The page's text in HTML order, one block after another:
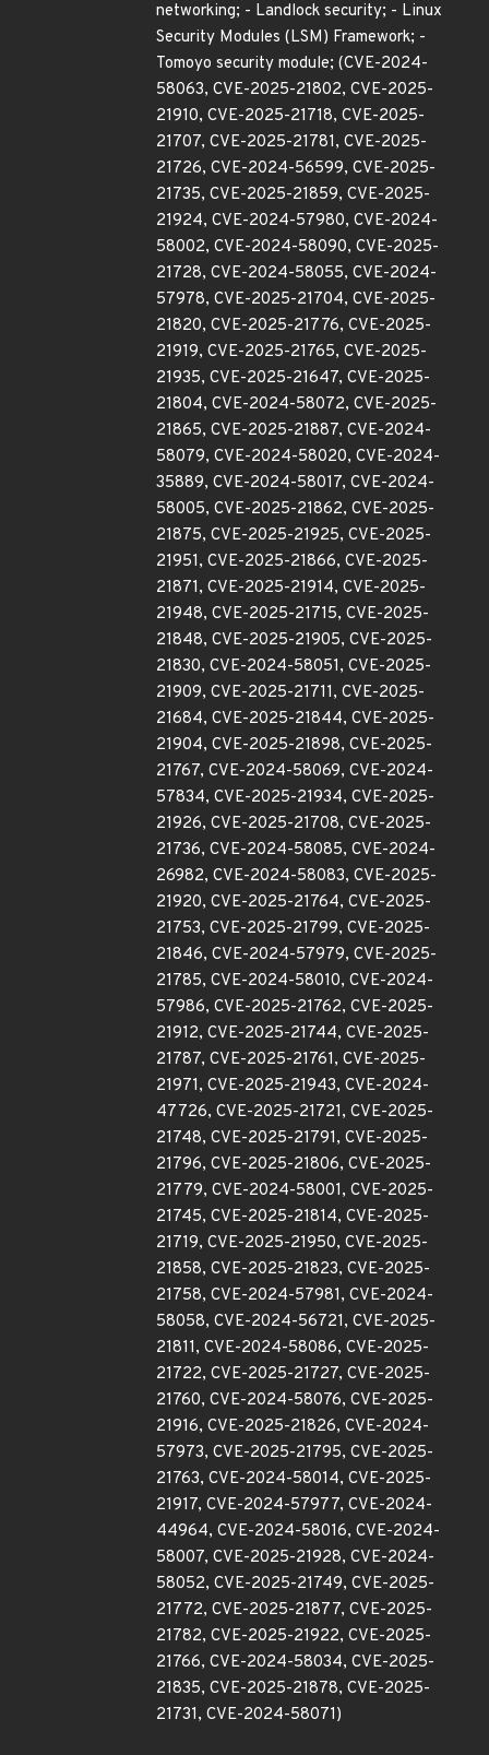
networking; - Landlock security; - Linux
Security Modules (LSM) Framework; -
Tomoyo security module; (CVE-2024-
58063, CVE-2025-21802, CVE-2025-
21910, CVE-2025-21718, CVE-2025-
21707, CVE-2025-21781, CVE-2025-
21726, CVE-2024-56599, CVE-2025-
21735, CVE-2025-21859, CVE-2025-
21924, CVE-2024-57980, CVE-2024-
58002, CVE-2024-58090, CVE-2025-
21728, CVE-2024-58055, CVE-2024-
57978, CVE-2025-21704, CVE-2025-
21820, CVE-2025-21776, CVE-2025-
21919, CVE-2025-21765, CVE-2025-
21935, CVE-2025-21647, CVE-2025-
21804, CVE-2024-58072, CVE-2025-
21865, CVE-2025-21887, CVE-2024-
58079, CVE-2024-58020, CVE-2024-
35889, CVE-2024-58017, CVE-2024-
58005, CVE-2025-21862, CVE-2025-
21875, CVE-2025-21925, CVE-2025-
21951, CVE-2025-21866, CVE-2025-
21871, CVE-2025-21914, CVE-2025-
21948, CVE-2025-21715, CVE-2025-
21848, CVE-2025-21905, CVE-2025-
21830, CVE-2024-58051, CVE-2025-
21909, CVE-2025-21711, CVE-2025-
21684, CVE-2025-21844, CVE-2025-
21904, CVE-2025-21898, CVE-2025-
21767, CVE-2024-58069, CVE-2024-
57834, CVE-2025-21934, CVE-2025-
21926, CVE-2025-21708, CVE-2025-
21736, CVE-2024-58085, CVE-2024-
26982, CVE-2024-58083, CVE-2025-
21920, CVE-2025-21764, CVE-2025-
21753, CVE-2025-21799, CVE-2025-
21846, CVE-2024-57979, CVE-2025-
21785, CVE-2024-58010, CVE-2024-
57986, CVE-2025-21762, CVE-2025-
21912, CVE-2025-21744, CVE-2025-
21787, CVE-2025-21761, CVE-2025-
21971, CVE-2025-21943, CVE-2024-
47726, CVE-2025-21721, CVE-2025-
21748, CVE-2025-21791, CVE-2025-
21796, CVE-2025-21806, CVE-2025-
21779, CVE-2024-58001, CVE-2025-
21745, CVE-2025-21814, CVE-2025-
21719, CVE-2025-21950, CVE-2025-
21858, CVE-2025-21823, CVE-2025-
21758, CVE-2024-57981, CVE-2024-
58058, CVE-2024-56721, CVE-2025-
21811, CVE-2024-58086, CVE-2025-
21722, CVE-2025-21727, CVE-2025-
21760, CVE-2024-58076, CVE-2025-
21916, CVE-2025-21826, CVE-2024-
57973, CVE-2025-21795, CVE-2025-
21763, CVE-2024-58014, CVE-2025-
21917, CVE-2024-57977, CVE-2024-
44964, CVE-2024-58016, CVE-2024-
58007, CVE-2025-21928, CVE-2024-
58052, CVE-2025-21749, CVE-2025-
21772, CVE-2025-21877, CVE-2025-
21782, CVE-2025-21922, CVE-2025-
21766, CVE-2024-58034, CVE-2025-
21835, CVE-2025-21878, CVE-2025-
21731, CVE-2024-58071)